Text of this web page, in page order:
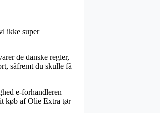
ikke super
de danske regler,
såfremt du skulle få
e-forhandleren
køb af Olie Extra tør